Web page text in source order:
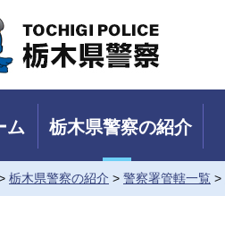
Police 栃木県警察
ム 栃木県警察の紹介
栃木県警察の紹介 > 警察署管轄一覧 >